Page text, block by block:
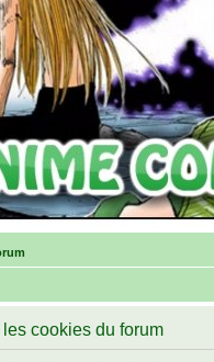
cookies du forum